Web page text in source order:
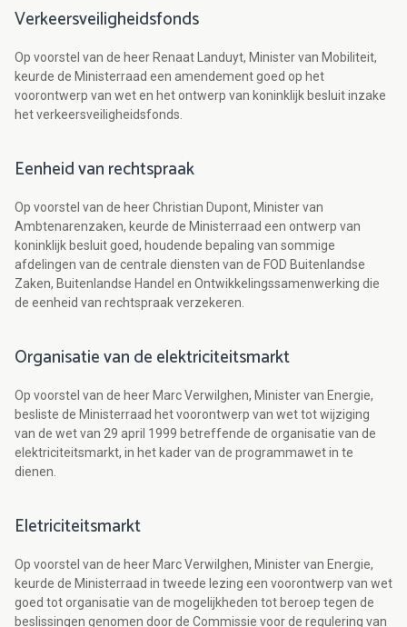
Verkeersveiligheidsfonds
Op voorstel van de heer Renaat Landuyt, Minister van Mobiliteit,
keurde de Ministerraad een amendement goed op het
voorontwerp van wet en het ontwerp van koninklijk besluit inzake
het verkeersveiligheidsfonds.
Eenheid van rechtspraak
Op voorstel van de heer Christian Dupont, Minister van
Ambtenarenzaken, keurde de Ministerraad een ontwerp van
koninklijk besluit goed, houdende bepaling van sommige
afdelingen van de centrale diensten van de FOD Buitenlandse
Zaken, Buitenlandse Handel en Ontwikkelingssamenwerking die
de eenheid van rechtspraak verzekeren.
Organisatie van de elektriciteitsmarkt
Op voorstel van de heer Marc Verwilghen, Minister van Energie,
besliste de Ministerraad het voorontwerp van wet tot wijziging
van de wet van 29 april 1999 betreffende de organisatie van de
elektriciteitsmarkt, in het kader van de programmawet in te
dienen.
Eletriciteitsmarkt
Op voorstel van de heer Marc Verwilghen, Minister van Energie,
keurde de Ministerraad in tweede lezing een voorontwerp van wet
goed tot organisatie van de mogelijkheden tot beroep tegen de
beslissingen genomen door de Commissie voor de regulering van